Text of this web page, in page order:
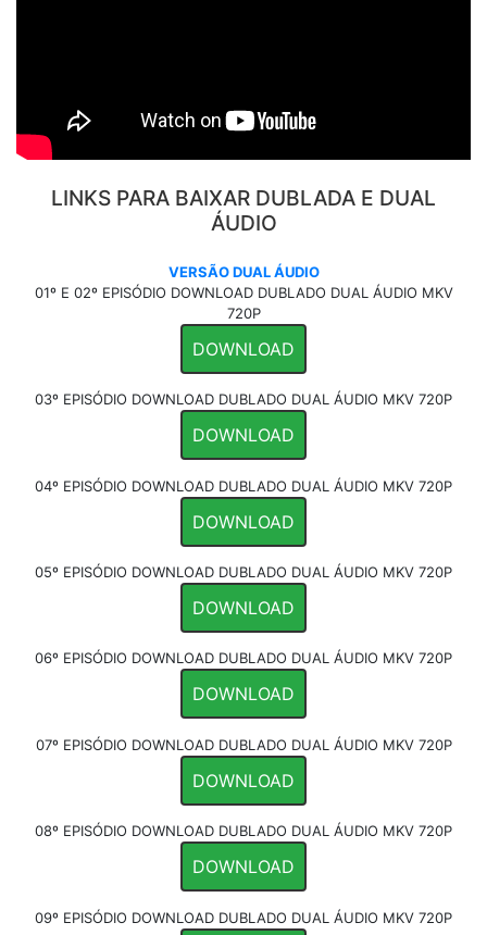
LINKS PARA BAIXAR DUBLADA E DUAL
ÁUDIO
VERSÃO DUAL ÁUDIO
01º E 02º EPISÓDIO DOWNLOAD DUBLADO DUAL ÁUDIO MKV
720P
DOWNLOAD
03º EPISÓDIO DOWNLOAD DUBLADO DUAL ÁUDIO MKV 720P
DOWNLOAD
04º EPISÓDIO DOWNLOAD DUBLADO DUAL ÁUDIO MKV 720P
DOWNLOAD
05º EPISÓDIO DOWNLOAD DUBLADO DUAL ÁUDIO MKV 720P
DOWNLOAD
06º EPISÓDIO DOWNLOAD DUBLADO DUAL ÁUDIO MKV 720P
DOWNLOAD
07º EPISÓDIO DOWNLOAD DUBLADO DUAL ÁUDIO MKV 720P
DOWNLOAD
08º EPISÓDIO DOWNLOAD DUBLADO DUAL ÁUDIO MKV 720P
DOWNLOAD
09º EPISÓDIO DOWNLOAD DUBLADO DUAL ÁUDIO MKV 720P